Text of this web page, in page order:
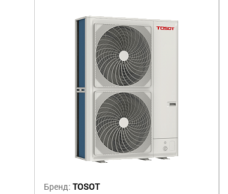
Бренд: TOSOT